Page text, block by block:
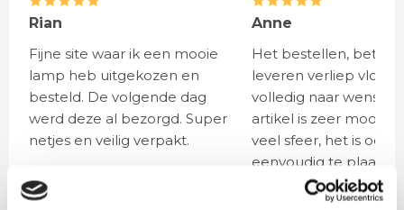
Rian
Fijne site waar ik een mooie
lamp heb uitgekozen en
besteld. De volgende dag
werd deze al bezorgd. Super
netjes en veilig verpakt.
Anne
Het bestellen,
leveren verliep vlot en
volledig naar wens.
artikel is zeer mooi
veel sfeer, het is ook
eenvoudig te